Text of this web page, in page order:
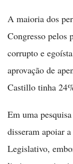
A maioria dos
Congresso pelos
corrupto e
aprovação de
Castillo tinha
Em uma
disseram apoiar
Legislativo,